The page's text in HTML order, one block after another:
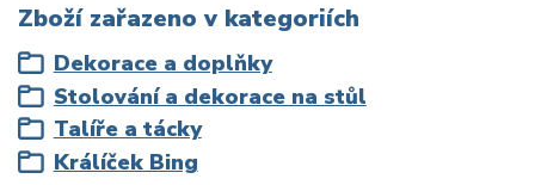
Zboží zařazeno v kategoriích
Dekorace a doplňky
Stolování a dekorace na stůl
Talíře a tácky
Králíček Bing